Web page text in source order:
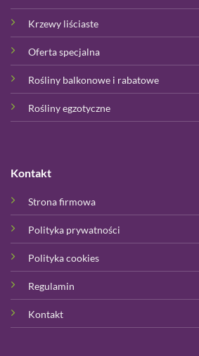
Krzewy liściaste
Oferta specjalna
Rośliny balkonowe i rabatowe
Rośliny egzotyczne
Kontakt
Strona firmowa
Polityka prywatności
Polityka cookies
Regulamin
Kontakt